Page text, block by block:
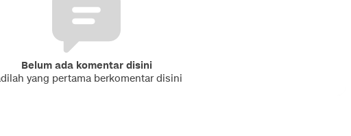
Belum ada komentar disini
yang pertama berkomentar disini